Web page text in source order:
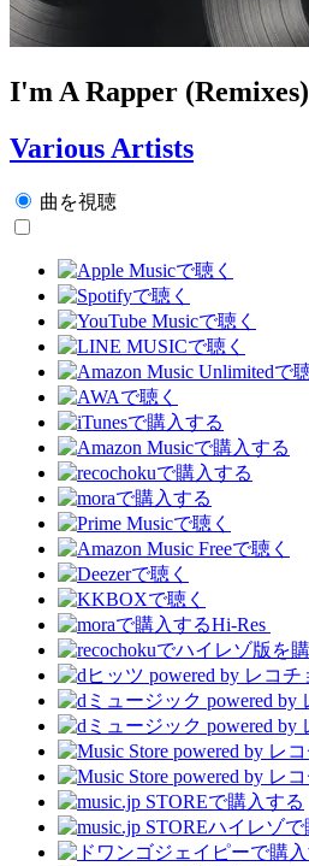
I'm A Rapper (Remixes)
Various Artists
曲を視聴
Hi-Res